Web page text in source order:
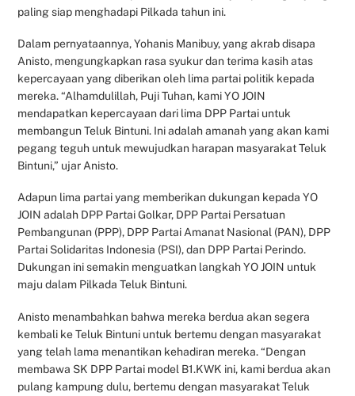
paling siap menghadapi Pilkada tahun ini.
Dalam pernyataannya, Yohanis Manibuy, yang akrab disapa
Anisto, mengungkapkan rasa syukur dan terima kasih atas
kepercayaan yang diberikan oleh lima partai politik kepada
mereka. “Alhamdulillah, Puji Tuhan, kami YO JOIN
mendapatkan kepercayaan dari lima DPP Partai untuk
membangun Teluk Bintuni. Ini adalah amanah yang akan kami
pegang teguh untuk mewujudkan harapan masyarakat Teluk
Bintuni,” ujar Anisto.
Adapun lima partai yang memberikan dukungan kepada YO
JOIN adalah DPP Partai Golkar, DPP Partai Persatuan
Pembangunan (PPP), DPP Partai Amanat Nasional (PAN), DPP
Partai Solidaritas Indonesia (PSI), dan DPP Partai Perindo.
Dukungan ini semakin menguatkan langkah YO JOIN untuk
maju dalam Pilkada Teluk Bintuni.
Anisto menambahkan bahwa mereka berdua akan segera
kembali ke Teluk Bintuni untuk bertemu dengan masyarakat
yang telah lama menantikan kehadiran mereka. “Dengan
membawa SK DPP Partai model B1.KWK ini, kami berdua akan
pulang kampung dulu, bertemu dengan masyarakat Teluk